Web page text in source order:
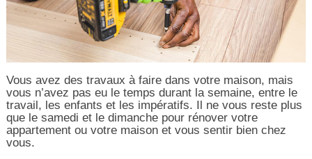
Vous avez des travaux à faire dans votre maison, mais
vous n’avez pas eu le temps durant la semaine, entre le
travail, les enfants et les impératifs. Il ne vous reste plus
que le samedi et le dimanche pour rénover votre
appartement ou votre maison et vous sentir bien chez
vous.